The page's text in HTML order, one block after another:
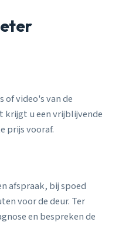
of video's van de
krijgt u een vrijblijvende
prijs vooraf.
afspraak, bij spoed
voor de deur. Ter
en bespreken de